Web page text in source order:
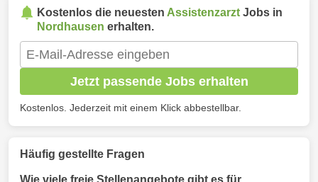
Kostenlos die neuesten Assistenzarzt Jobs in
Nordhausen erhalten.
Jetzt passende Jobs erhalten
Kostenlos. Jederzeit mit einem Klick abbestellbar.
Häufig gestellte Fragen
Wie viele freie Stellenangebote gibt es für